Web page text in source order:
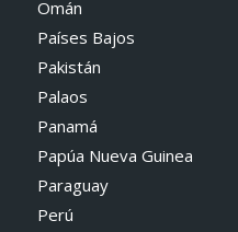
Omán
Países Bajos
Pakistán
Palaos
Panamá
Papúa Nueva Guinea
Paraguay
Perú